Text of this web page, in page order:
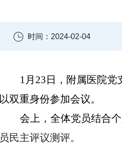
时间：2024-02-04
1月23日 ，附属医院党
以双重身份参加会议。
会上，全体党员结合
员民主评议测评。